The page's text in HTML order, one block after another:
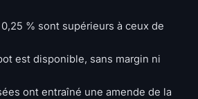
% sont supérieurs à ceux de
est disponible, sans margin ni
ont entraîné une amende de la